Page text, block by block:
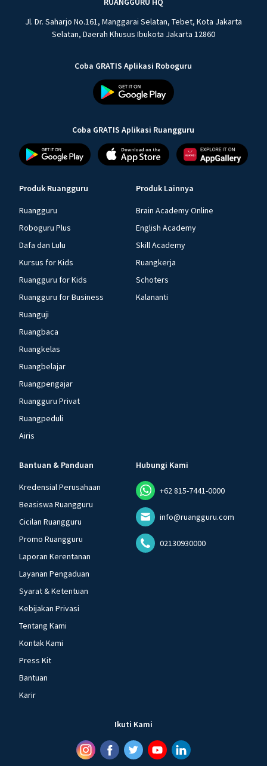
Jl. Dr. Saharjo No.161, Manggarai Selatan, Tebet, Kota Jakarta
Selatan, Daerah Khusus Ibukota Jakarta 12860
Coba GRATIS Aplikasi Roboguru
Coba GRATIS Aplikasi Ruangguru
Produk Ruangguru
Ruangguru
Roboguru Plus
Dafa dan Lulu
Kursus for Kids
Ruangguru for Kids
Ruangguru for Business
Ruanguji
Ruangbaca
Ruangkelas
Ruangbelajar
Ruangpengajar
Ruangguru Privat
Ruangpeduli
Airis
Produk Lainnya
Brain Academy Online
English Academy
Skill Academy
Ruangkerja
Schoters
Kalananti
Bantuan & Panduan
Kredensial Perusahaan
Beasiswa Ruangguru
Cicilan Ruangguru
Promo Ruangguru
Laporan Kerentanan
Layanan Pengaduan
Syarat & Ketentuan
Kebijakan Privasi
Tentang Kami
Kontak Kami
Press Kit
Bantuan
Karir
Hubungi Kami
+62 815-7441-0000
info@ruangguru.com
02130930000
Ikuti Kami